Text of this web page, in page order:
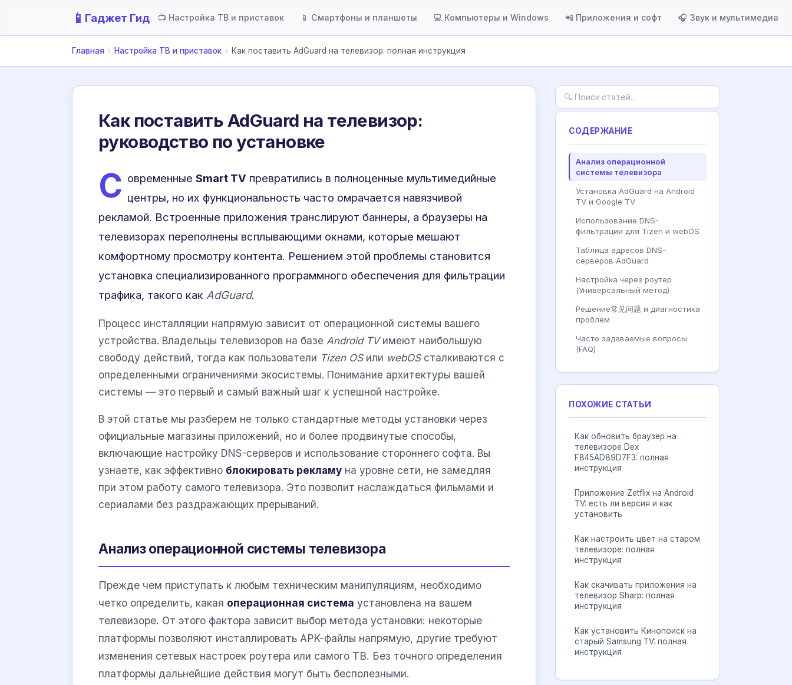
📱 Гаджет Гид 📺 Настройка ТВ и приставок 📱 Смартфоны и планшеты 💻 Компьютеры и Windows 📲 Приложения и софт 🎧 Звук и мультимедиа
Главная › Настройка ТВ и приставок › Как поставить AdGuard на телевизор: полная инструкция
Как поставить AdGuard на телевизор:
руководство по установке
С овременные Smart TV превратились в полноценные мультимедийные
центры, но их функциональность часто омрачается навязчивой
рекламой. Встроенные приложения транслируют баннеры, а браузеры на
телевизорах переполнены всплывающими окнами, которые мешают
комфортному просмотру контента. Решением этой проблемы становится
установка специализированного программного обеспечения для фильтрации
трафика, такого как AdGuard.
Процесс инсталляции напрямую зависит от операционной системы вашего
устройства. Владельцы телевизоров на базе Android TVимеют наибольшую
свободу действий, тогда как пользователи Tizen OSили webOSсталкиваются с
определенными ограничениями экосистемы. Понимание архитектуры вашей
системы — это первый и самый важный шаг к успешной настройке.
В этой статье мы разберем не только стандартные методы установки через
официальные магазины приложений, но и более продвинутые способы,
включающие настройку DNS-серверов и использование стороннего софта. Вы
узнаете, как эффективно блокировать рекламу на уровне сети, не замедляя
при этом работу самого телевизора. Это позволит наслаждаться фильмами и
сериалами без раздражающих прерываний.
Анализ операционной системы телевизора
Прежде чем приступать к любым техническим манипуляциям, необходимо
четко определить, какая операционная система установлена на вашем
телевизоре. От этого фактора зависит выбор метода установки: некоторые
платформы позволяют инсталлировать APK-файлы напрямую, другие требуют
изменения сетевых настроек роутера или самого ТВ. Без точного определения
платформы дальнейшие действия могут быть бесполезными.
СОДЕРЖАНИЕ
Анализ операционной
системы телевизора
Установка AdGuard на Android
TV и Google TV
Использование DNS-
фильтрации для Tizen и webOS
Таблица адресов DNS-
серверов AdGuard
Настройка через роутер
(Универсальный метод)
Решение常见问题 и диагностика
проблем
Часто задаваемые вопросы
(FAQ)
ПОХОЖИЕ СТАТЬИ
Как обновить браузер на
телевизоре Dex
F845AD89D7F3: полная
инструкция
Приложение Zetflix на Android
TV: есть ли версия и как
установить
Как настроить цвет на старом
телевизоре: полная
инструкция
Как скачивать приложения на
телевизор Sharp: полная
инструкция
Как установить Кинопоиск на
старый Samsung TV: полная
инструкция